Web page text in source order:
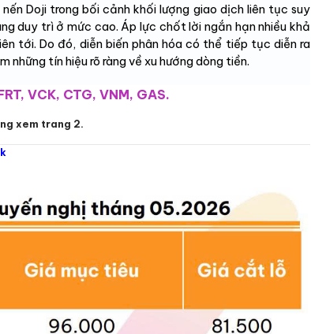
Doji trong bối cảnh khối lượng giao dịch liên tục suy
duy trì ở mức cao. Áp lực chốt lời ngắn hạn nhiều khả
tới. Do đó, diễn biến phân hóa có thể tiếp tục diễn ra
tín hiệu rõ ràng về xu hướng dòng tiền.
VCK, CTG, VNM, GAS.
xem trang 2.